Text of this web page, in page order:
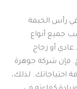
رأس الخيمة
جميع أنواع
أو زجاج
فإن شركة جوهرة
احتياجاتك. لذلك،